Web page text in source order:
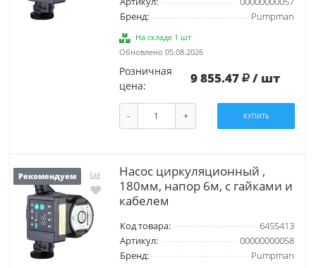
Бренд:
Pumpman
На складе 1 шт
Обновлено 05.08.2026
Розничная
цена:
9 855.47 / шт
- + КУПИТЬ
Рекомендуем
Насос циркуляционный ,
180мм, напор 6м, с гайками и
кабелем
Код товара:
6455413
Артикул:
00000000058
Бренд:
Pumpman